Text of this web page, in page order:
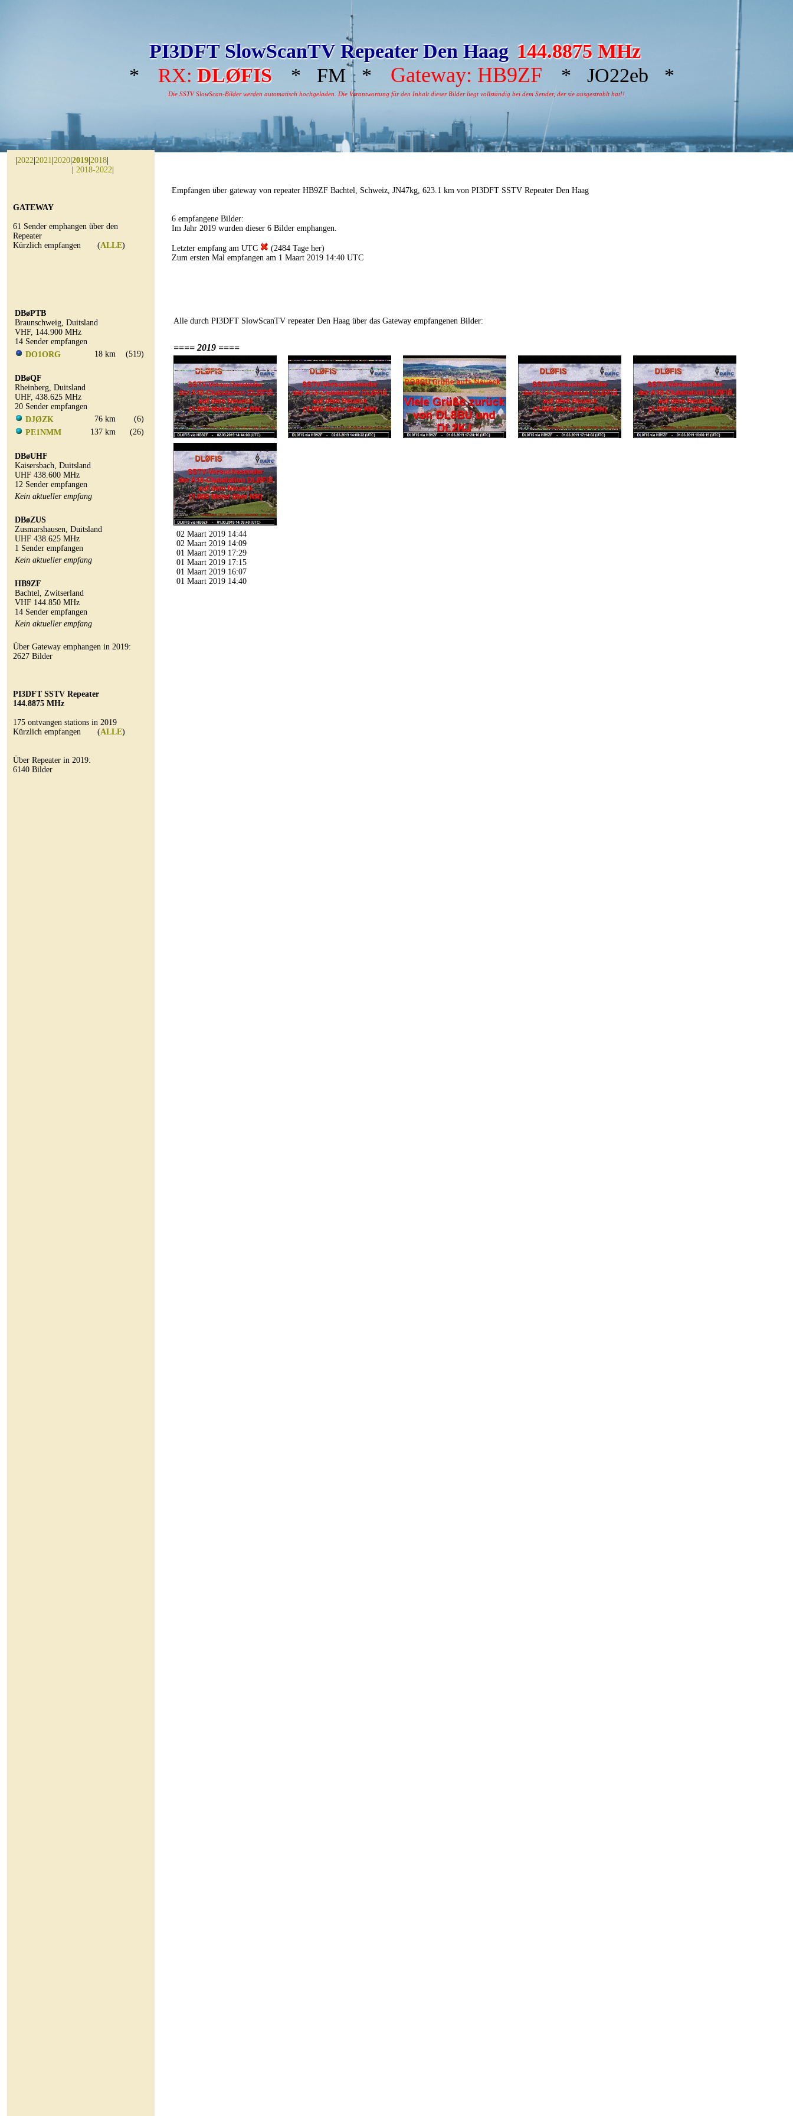
PI3DFT SlowScanTV Repeater Den Haag 144.8875 MHz
*
RX: DLØFIS * FM * Gateway: HB9ZF * JO22eb *
Die SSTV SlowScan-Bilder werden automatisch hochgeladen. Die Verantwortung für den Inhalt dieser Bilder liegt vollständig bei dem Sender, der sie ausgestrahlt hat!!
2022 2021 2020 2019 2018
2018-2022
GATEWAY
61 Sender emphangen über den
Repeater
Kürzlich empfangen (ALLE)
DBøPTB
Braunschweig, Duitsland
VHF, 144.900 MHz
14 Sender empfangen
DO1ORG
18 km (519)
DBøQF
Rheinberg, Duitsland
UHF, 438.625 MHz
20 Sender empfangen
DJØZK
76 km
(6)
PE1NMM
137 km (26)
DBøUHF
Kaisersbach, Duitsland
UHF 438.600 MHz
12 Sender empfangen
Kein aktueller empfang
DBøZUS
Zusmarshausen, Duitsland
UHF 438.625 MHz
1 Sender empfangen
Kein aktueller empfang
HB9ZF
Bachtel, Zwitserland
VHF 144.850 MHz
14 Sender empfangen
Kein aktueller empfang
Über Gateway emphangen in 2019:
2627 Bilder
PI3DFT SSTV Repeater
144.8875 MHz
175 ontvangen stations in 2019
Kürzlich empfangen (ALLE)
Über Repeater in 2019:
6140 Bilder
Empfangen über gateway von repeater HB9ZF Bachtel, Schweiz, JN47kg, 623.1 km von PI3DFT SSTV Repeater Den Haag
6 empfangene Bilder:
Im Jahr 2019 wurden dieser 6 Bilder emphangen.
Letzter empfang am UTC
(2484 Tage her)
Zum ersten Mal empfangen am 1 Maart 2019 14:40 UTC
Alle durch PI3DFT SlowScanTV repeater Den Haag über das Gateway empfangenen Bilder:
==== 2019 ====
02 Maart 2019 14:44
02 Maart 2019 14:09
01 Maart 2019 17:29
01 Maart 2019 17:15
01 Maart 2019 16:07
01 Maart 2019 14:40